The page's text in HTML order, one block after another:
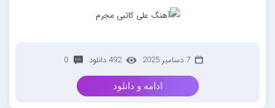
7 دسامبر 2025 492 دانلود 0
ادامه و دانلود